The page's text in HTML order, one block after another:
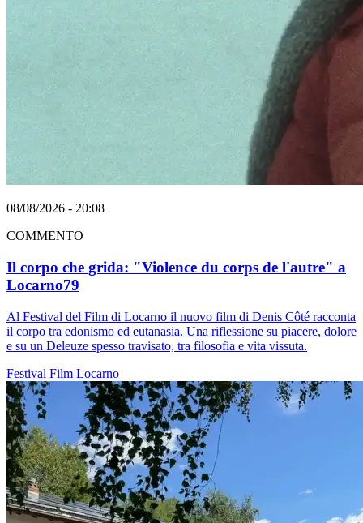
08/08/2026 - 20:08
COMMENTO
Il corpo che grida: "Violence du corps de l'autre" a
Locarno79
Al Festival del Film di Locarno il nuovo film di Denis Côté racconta
il corpo tra edonismo ed eutanasia. Una riflessione su piacere, dolore
e su un Deleuze spesso travisato, tra filosofia e vita vissuta.
Festival Film Locarno